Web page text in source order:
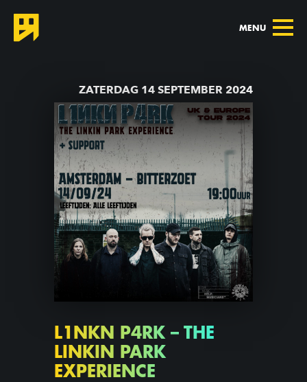
MENU
ZATERDAG 14 SEPTEMBER 2024
L1NKN P4RK – THE
LINKIN PARK
EXPERIENCE